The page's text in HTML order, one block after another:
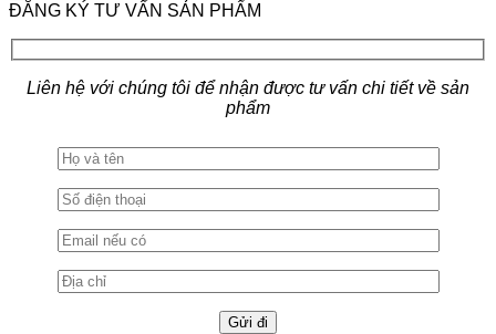
ĐĂNG KÝ TƯ VẤN SẢN PHẨM
Liên hệ với chúng tôi để nhận được tư vấn chi tiết về sản
phẩm